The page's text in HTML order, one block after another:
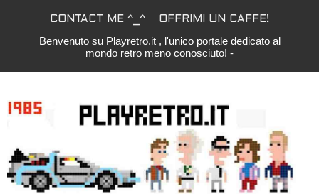
CONTACT ME ^_^ OFFRIMI UN CAFFE!
Benvenuto su Playretro.it , l'unico portale dedicato al
mondo retro meno conosciuto! -